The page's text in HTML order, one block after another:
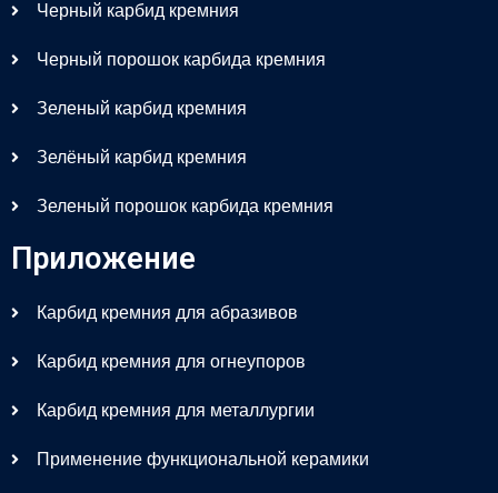
Черный карбид кремния
Черный порошок карбида кремния
Зеленый карбид кремния
Зелёный карбид кремния
Зеленый порошок карбида кремния
Приложение
Карбид кремния для абразивов
Карбид кремния для огнеупоров
Карбид кремния для металлургии
Применение функциональной керамики